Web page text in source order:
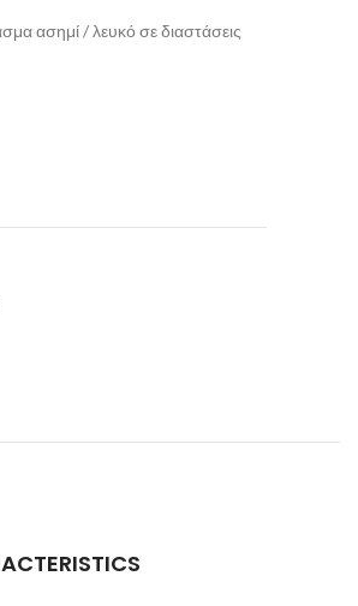
ασημί / λευκό σε διαστάσεις